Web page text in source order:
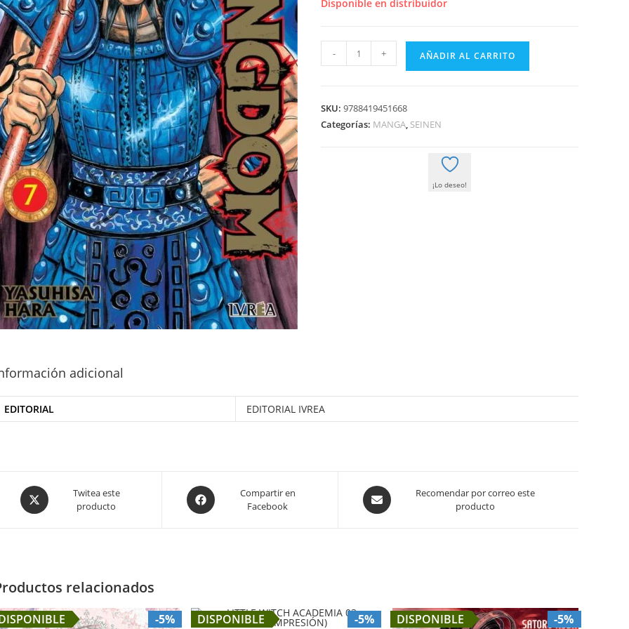
Disponible en distribuidor
KINGDOM
07
- + AÑADIR AL CARRITO
SKU:9788419451668
Categorías: MANGA, SEINEN
¡Lo deseo!
adicional
EDITORIAL EDITORIAL IVREA
Opens
in
Twitea este
producto
Opens
in
Compartir en
Facebook
Opens
in
Recomendar por correo este
producto
relacionados
-5% DISPONIBLE -5% DISPONIBLE -5%